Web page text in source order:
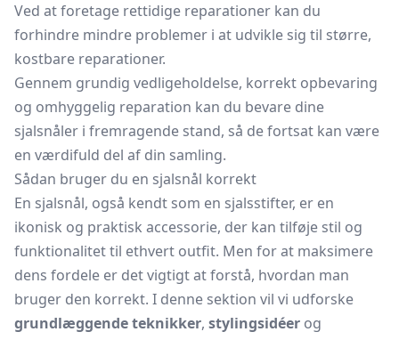
Ved at foretage rettidige reparationer kan du
forhindre mindre problemer i at udvikle sig til større,
kostbare reparationer.
Gennem grundig vedligeholdelse, korrekt opbevaring
og omhyggelig reparation kan du bevare dine
sjalsnåler i fremragende stand, så de fortsat kan være
en værdifuld del af din samling.
Sådan bruger du en sjalsnål korrekt
En sjalsnål, også kendt som en sjalsstifter, er en
ikonisk og praktisk accessorie, der kan tilføje stil og
funktionalitet til ethvert outfit. Men for at maksimere
dens fordele er det vigtigt at forstå, hvordan man
bruger den korrekt. I denne sektion vil vi udforske
grundlæggende teknikker, stylingsidéer og